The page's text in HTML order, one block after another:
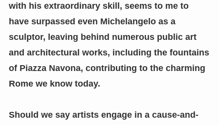
with his extraordinary skill, seems to me to
have surpassed even Michelangelo as a
sculptor, leaving behind numerous public art
and architectural works, including the fountains
of Piazza Navona, contributing to the charming
Rome we know today.
Should we say artists engage in a cause-and-